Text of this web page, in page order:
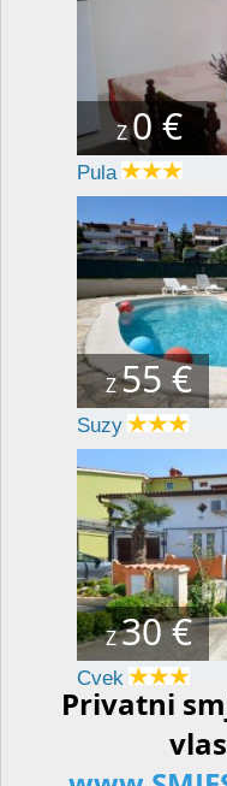
Z0 €
Pula
Z55 €
Suzy
Z30 €
Cvek
Privatni